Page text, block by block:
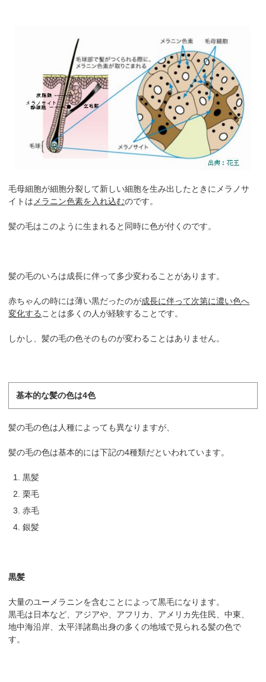
毛母細胞が細胞分裂して新しい細胞を生み出したときにメラノサ
イトは メラニン色素を入れ込むのです。
髪の毛はこのように生まれると同時に色が付くのです。
髪の毛のいろは成長に伴って多少変わることがあります。
赤ちゃんの時には薄い黒だったのが成長に伴って次第に濃い色へ
変化する ことは多くの人が経験することです。
しかし、髪の毛の色そのものが変わることはありません。
基本的な髪の色は4色
髪の毛の色は人種によっても異なりますが、
髪の毛の色は基本的には下記の4種類だといわれています。
黒髪
栗毛
赤毛
銀髪
黒髪
大量のユーメラニンを含むことによって黒毛になります。
黒毛は日本など、アジアや、アフリカ、アメリカ先住民、中東、
地中海沿岸、太平洋諸島出身の多くの地域で見られる髪の色で
す。